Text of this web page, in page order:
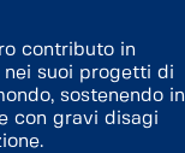
contributo in
nei suoi progetti di
sostenendo in
con gravi disagi